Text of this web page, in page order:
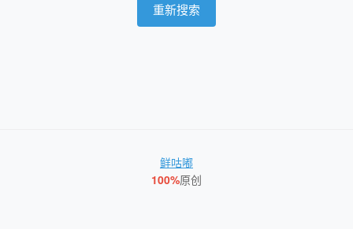
重新搜索
鲜咕嘟
100%原创